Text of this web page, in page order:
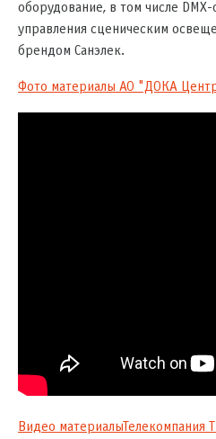
оборудование, в том числе
управления сценическим
брендом Санэлек.
Фото материалы АО "ДОКА
Видео материалыТелекомпания